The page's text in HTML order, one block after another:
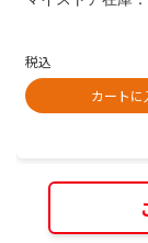
税込
カートに